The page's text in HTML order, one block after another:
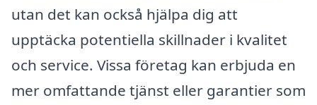
utan det kan också hjälpa dig att
upptäcka potentiella skillnader i kvalitet
och service. Vissa företag kan erbjuda en
mer omfattande tjänst eller garantier som